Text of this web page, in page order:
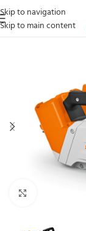
Skip to navigation
Skip to main content